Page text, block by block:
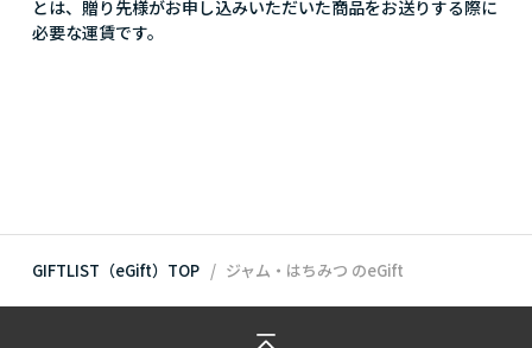
とは、贈り先様がお申し込みいただいた商品をお送りする際に
必要な運賃です。
GIFTLIST（eGift）TOP ジャム・はちみつ のeGift